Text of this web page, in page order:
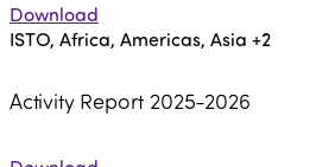
Download
ISTO, Africa, Americas, Asia +2
Activity Report 2025-2026